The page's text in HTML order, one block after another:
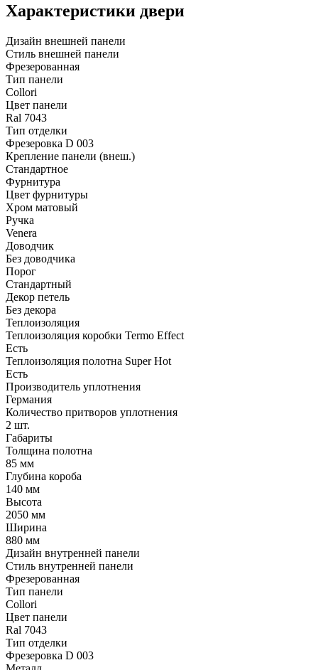
Характеристики двери
Дизайн внешней панели
Стиль внешней панели
Фрезерованная
Тип панели
Collori
Цвет панели
Ral 7043
Тип отделки
Фрезеровка D 003
Крепление панели (внеш.)
Стандартное
Фурнитура
Цвет фурнитуры
Хром матовый
Ручка
Venera
Доводчик
Без доводчика
Порог
Стандартный
Декор петель
Без декора
Теплоизоляция
Теплоизоляция коробки Termo Effect
Есть
Теплоизоляция полотна Super Нot
Есть
Производитель уплотнения
Германия
Количество притворов уплотнения
2 шт.
Габариты
Толщина полотна
85 мм
Глубина короба
140 мм
Высота
2050 мм
Ширина
880 мм
Дизайн внутренней панели
Стиль внутренней панели
Фрезерованная
Тип панели
Collori
Цвет панели
Ral 7043
Тип отделки
Фрезеровка D 003